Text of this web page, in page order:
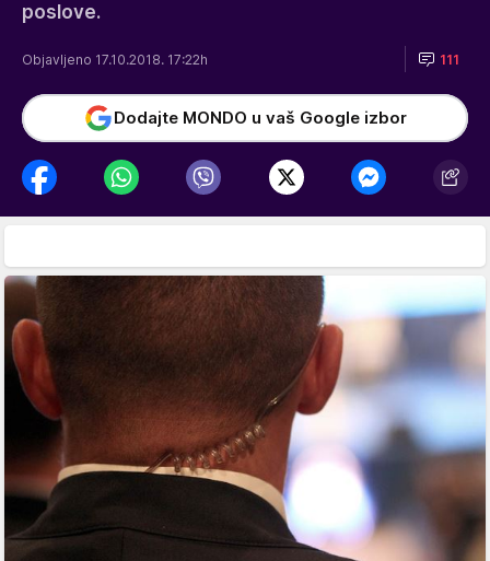
poslove.
Objavljeno 17.10.2018. 17:22h 111
Dodajte MONDO u vaš Google izbor